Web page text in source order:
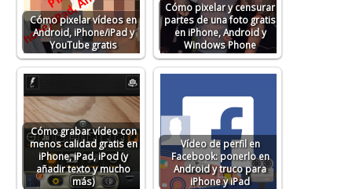
Cómo pixelar vídeos en
Android, iPhone/iPad y
YouTube gratis
Cómo pixelar y censurar
partes de una foto gratis
en iPhone, Android y
Windows Phone
Cómo grabar vídeo con
menos calidad gratis en
iPhone, iPad, iPod (y
añadir texto y mucho
más)
Vídeo de perfil en
Facebook: ponerlo en
Android y truco para
iPhone y iPad